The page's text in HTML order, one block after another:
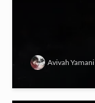
Avivah Yamani